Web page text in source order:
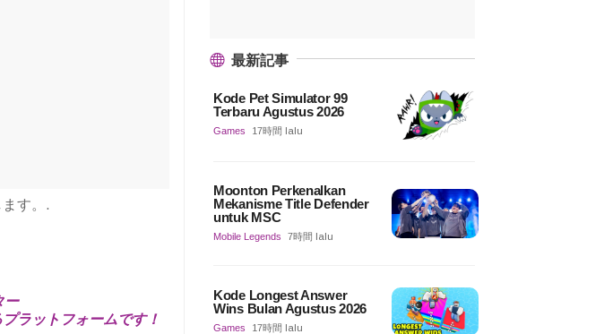
す。.
ー
ラットフォームです！
最新記事
Kode Pet Simulator 99
Terbaru Agustus 2026
Games 17時間 lalu
Moonton Perkenalkan
Mekanisme Title Defender
untuk MSC
Mobile Legends 7時間 lalu
Kode Longest Answer
Wins Bulan Agustus 2026
Games 17時間 lalu